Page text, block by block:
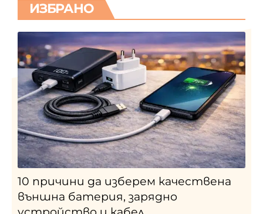
ИЗБРАНО
10 причини да изберем качествена
външна батерия, зарядно